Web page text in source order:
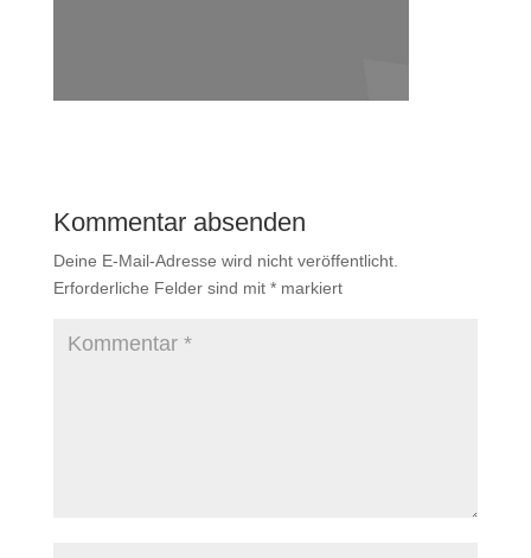
Kommentar absenden
Deine E-Mail-Adresse wird nicht veröffentlicht.
Erforderliche Felder sind mit *markiert